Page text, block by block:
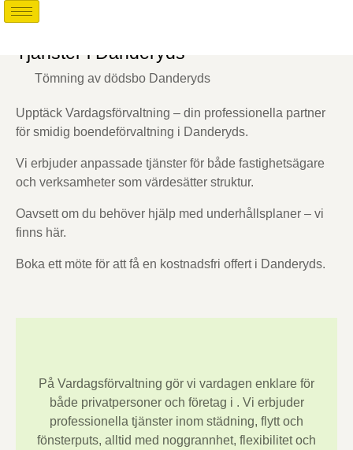
Tjänster i Danderyds
Tömning av dödsbo Danderyds
Upptäck Vardagsförvaltning – din professionella partner
för smidig boendeförvaltning i Danderyds.
Vi erbjuder anpassade tjänster för både fastighetsägare
och verksamheter som värdesätter struktur.
Oavsett om du behöver hjälp med underhållsplaner – vi
finns här.
Boka ett möte för att få en kostnadsfri offert i Danderyds.
På Vardagsförvaltning gör vi vardagen enklare för
både privatpersoner och företag i . Vi erbjuder
professionella tjänster inom städning, flytt och
fönsterputs, alltid med noggrannhet, flexibilitet och